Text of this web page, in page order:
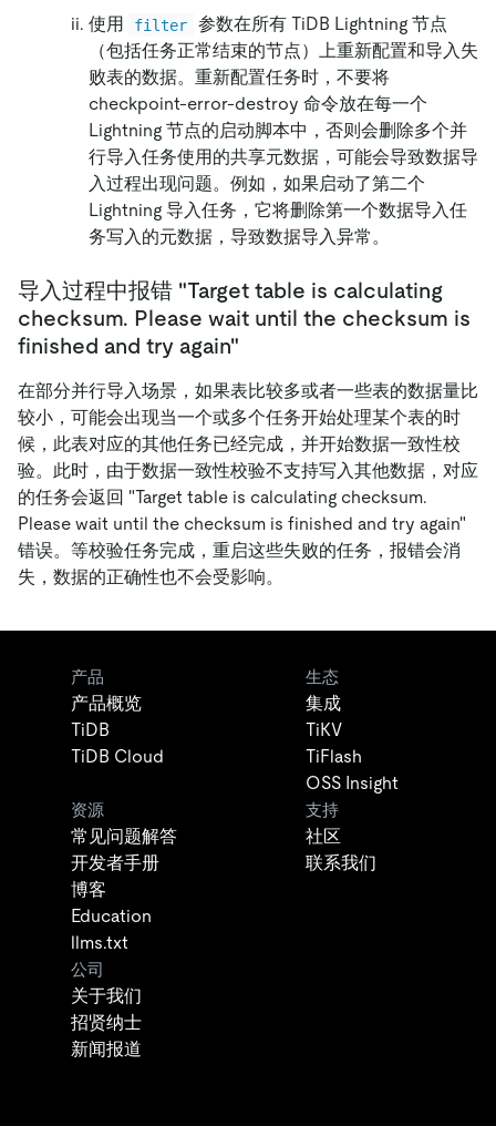
使用 filter
参数在所有 TiDB Lightning 节点
（包括任务正常结束的节点）上重新配置和导入失
败表的数据。重新配置任务时，不要将
checkpoint-error-destroy 命令放在每一个
Lightning 节点的启动脚本中，否则会删除多个并
行导入任务使用的共享元数据，可能会导致数据导
入过程出现问题。例如，如果启动了第二个
Lightning 导入任务，它将删除第一个数据导入任
务写入的元数据，导致数据导入异常。
导入过程中报错 "Target table is calculating
checksum. Please wait until the checksum is
finished and try again"
在部分并行导入场景，如果表比较多或者一些表的数据量比
较小，可能会出现当一个或多个任务开始处理某个表的时
候，此表对应的其他任务已经完成，并开始数据一致性校
验。此时，由于数据一致性校验不支持写入其他数据，对应
的任务会返回 "Target table is calculating checksum.
Please wait until the checksum is finished and try again"
错误。等校验任务完成，重启这些失败的任务，报错会消
失，数据的正确性也不会受影响。
产品
产品概览
TiDB
TiDB Cloud
生态
集成
TiKV
TiFlash
OSS Insight
资源
常见问题解答
开发者手册
博客
Education
llms.txt
支持
社区
联系我们
公司
关于我们
招贤纳士
新闻报道